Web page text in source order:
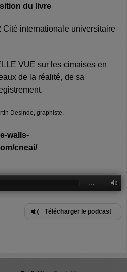
du livre
Cité internationale universitaire
VUE sur les cimaises en
de la réalité, de sa
Desinde, graphiste.
walls-
cneai/
…
Télécharger le podcast